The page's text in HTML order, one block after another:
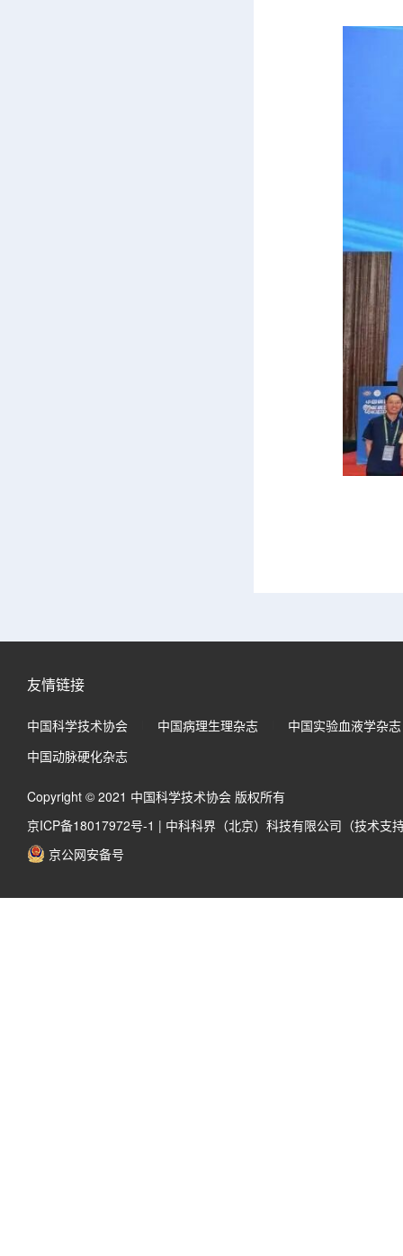
友情链接
中国科学技术协会 中国病理生理杂志
中国实验血液学杂志
中国动脉硬化杂志
Copyright © 2021 中国科学技术协会 版权所有
京ICP备18017972号-1 | 中科科界（北京）科技有限公司（技术支
京公网安备号